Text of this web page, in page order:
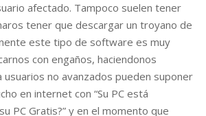
afectado. Tampoco suelen tener
tener que descargar un troyano de
este tipo de software es muy
con engaños, haciendonos
no avanzados pueden suponer
en internet con “Su PC está
PC Gratis?” y en el momento que